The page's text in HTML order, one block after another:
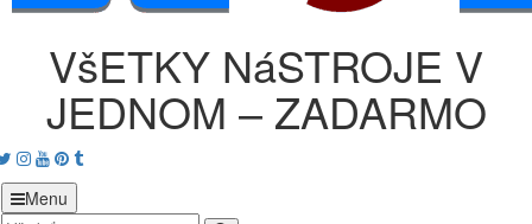
VšETKY NáSTROJE V
JEDNOM – ZADARMO
Twitter
Instagram
Youtube
Pinterest
tumblr
Menu